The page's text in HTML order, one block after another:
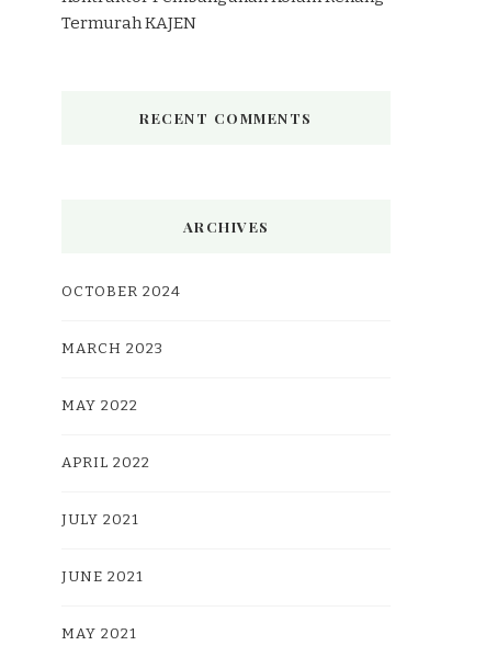
Termurah KAJEN
RECENT COMMENTS
ARCHIVES
OCTOBER 2024
MARCH 2023
MAY 2022
APRIL 2022
JULY 2021
JUNE 2021
MAY 2021